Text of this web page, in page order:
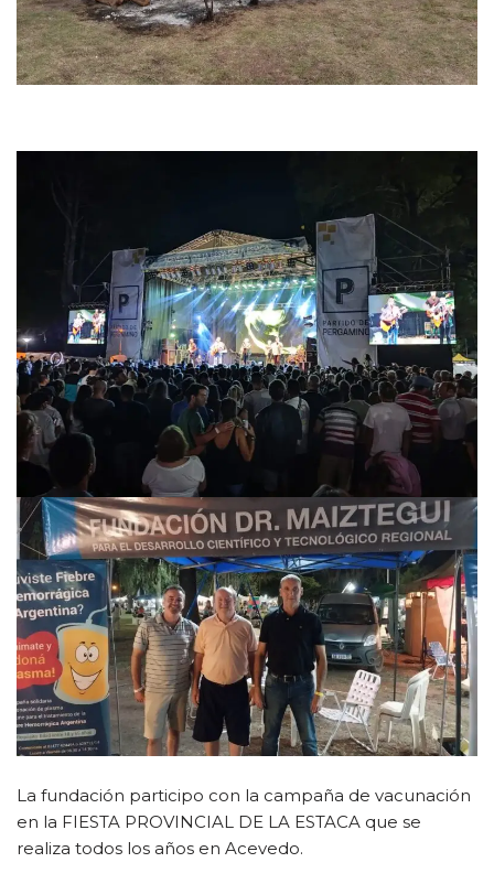
La fundación participo con la campaña de vacunación
en la FIESTA PROVINCIAL DE LA ESTACA que se
realiza todos los años en Acevedo.